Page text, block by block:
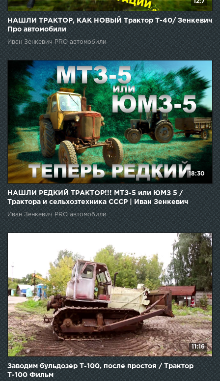
НАШЛИ ТРАКТОР, КАК НОВЫЙ Трактор Т-40/ Зенкевич
Про автомобили
Иван Зенкевич PRO автомобили
18:30
НАШЛИ РЕДКИЙ ТРАКТОР!!! МТЗ-5 или ЮМЗ 5 /
Трактора и сельхозтехника СССР | Иван Зенкевич
Иван Зенкевич PRO автомобили
11:16
Заводим бульдозер Т-100, после простоя / Трактор
Т-100 Фильм